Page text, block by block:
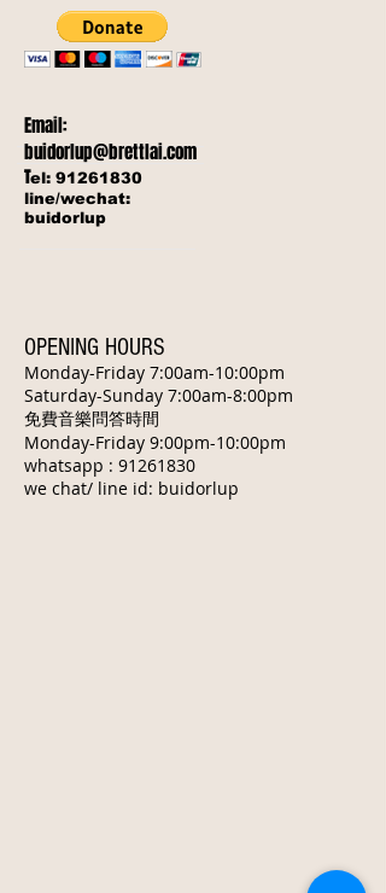
Email:
buidorlup@brettlai.com
Tel: 91261830
line/wechat:
buidorlup
OPENING HOURS
Monday-Friday 7:00am-10:00pm
​Saturday-Sunday 7:00am-8:00pm
免費音樂問答時間
Monday-Friday 9:00pm-10:00pm
whatsapp : 91261830
we chat/ line id: buidorlup